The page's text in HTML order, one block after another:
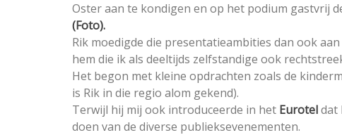
Oster aan te kondigen en op het podium gastvrij
(Foto).
Rik moedigde die presentatieambities dan ook
hem die ik als deeltijds zelfstandige ook
Het begon met kleine opdrachten zoals de
is Rik in die regio alom gekend).
Terwijl hij mij ook introduceerde in het Euroteldat
doen van de diverse publieksevenementen.